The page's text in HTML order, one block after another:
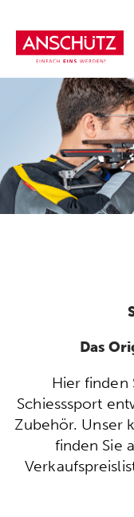
Inhalt
springen
Das
Hier finden
Schiesssport
Zubehör. Unser
finden Sie